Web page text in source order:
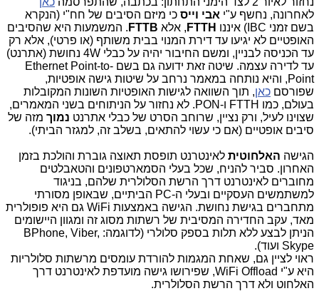
לאחרונה, נחשף ע"י אבי וייס כי מיזם הסיבים של חח"י (הנקרא
בשם זמני IBC ) איננו FTTH , אלא FTTB . המשמעות היא שהסיבים
האופטיים לא יגיעו עד דירת המנוי בבית משותף (או פרטי), אלא רק
עד הכניסה לבניין, ומשם החיבור יהיה על כבלי W
4 נחושת (אתרנט)
עד לדירה עצמה. שיטה זאת ידועה גם בשם Ethernet Point-to-
Point, והיא נותחה במאמר נרחב על שיטות גישה אופטיות,
שפורסם כאן, תוך השוואה לגישות האופטיות השונות המקובלות
בעולם, כמו FTTH ו-PON. לא נחזור על הניתוחים בשני המאמרים,
שצוינו לעיל, ורק נציין, שרוחב הסרט של כבלי אתרנט נמוך מזה של
סיבים אופטיים (אם כי עשוי להתאים, בשלב זה, למגזר הביתי).
הגישה האלחוטית לאינטרנט תופסת תאוצה גוברת והולכת בזמן
האחרון. סביר להניח, שכל בעלי הסמארטפונים והטאבלטים
מחוברים לאינטרנט דרך הרשת הסלולרית שלהם, בניגוד
למשתמשים העסקיים ובעלי ה-PC הביתיים, שבאופן מסורתי
מתחברים בגישת נחושת. הגישה באמצעות WiFi גם היא פופולרית
מאד, עקב החדירה המסיבית של רשתות מסוג זה ומגוון היישומים
הניתן לבצע ללא תלות בספק סלולרי (לדוגמה: BPhone, Viber,
Skype ועוד).
ראוי לציין גם, שאחת המגמות להורדת עומסים מרשתות סלולריות
היא ע"י WiFi Offload, שפירושו גישה מועדפת לאינטרנט דרך
האלחוט ולא דרך הרשת הסלולרית.